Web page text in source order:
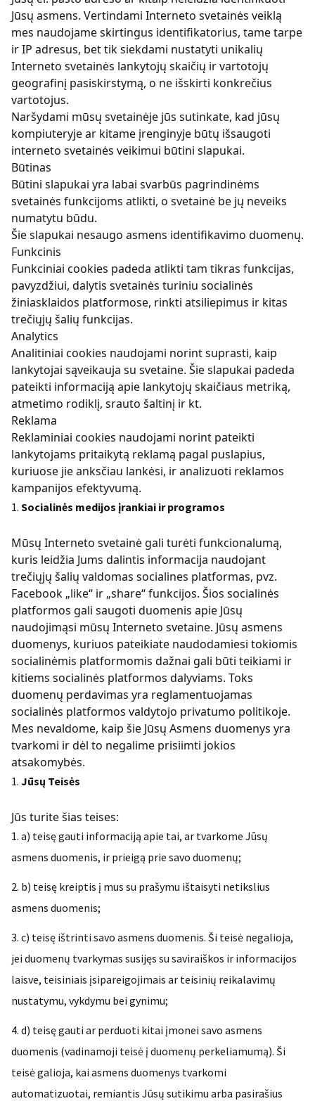
Jūsų asmens. Vertindami Interneto svetainės veiklą
mes naudojame skirtingus identifikatorius, tame tarpe
ir IP adresus, bet tik siekdami nustatyti unikalių
Interneto svetainės lankytojų skaičių ir vartotojų
geografinį pasiskirstymą, o ne išskirti konkrečius
vartotojus.
Naršydami mūsų svetainėje jūs sutinkate, kad jūsų
kompiuteryje ar kitame įrenginyje būtų išsaugoti
interneto svetainės veikimui būtini slapukai.
Būtinas
Būtini slapukai yra labai svarbūs pagrindinėms
svetainės funkcijoms atlikti, o svetainė be jų neveiks
numatytu būdu.
Šie slapukai nesaugo asmens identifikavimo duomenų.
Funkcinis
Funkciniai cookies padeda atlikti tam tikras funkcijas,
pavyzdžiui, dalytis svetainės turiniu socialinės
žiniasklaidos platformose, rinkti atsiliepimus ir kitas
trečiųjų šalių funkcijas.
Analytics
Analitiniai cookies naudojami norint suprasti, kaip
lankytojai sąveikauja su svetaine. Šie slapukai padeda
pateikti informaciją apie lankytojų skaičiaus metriką,
atmetimo rodiklį, srauto šaltinį ir kt.
Reklama
Reklaminiai cookies naudojami norint pateikti
lankytojams pritaikytą reklamą pagal puslapius,
kuriuose jie anksčiau lankėsi, ir analizuoti reklamos
kampanijos efektyvumą.
Socialinės medijos įrankiai ir programos
Mūsų Interneto svetainė gali turėti funkcionalumą,
kuris leidžia Jums dalintis informacija naudojant
trečiųjų šalių valdomas socialines platformas, pvz.
Facebook „like“ ir „share“ funkcijos. Šios socialinės
platformos gali saugoti duomenis apie Jūsų
naudojimąsi mūsų Interneto svetaine. Jūsų asmens
duomenys, kuriuos pateikiate naudodamiesi tokiomis
socialinėmis platformomis dažnai gali būti teikiami ir
kitiems socialinės platformos dalyviams. Toks
duomenų perdavimas yra reglamentuojamas
socialinės platformos valdytojo privatumo politikoje.
Mes nevaldome, kaip šie Jūsų Asmens duomenys yra
tvarkomi ir dėl to negalime prisiimti jokios
atsakomybės.
Jūsų Teisės
Jūs turite šias teises:
a) teisę gauti informaciją apie tai, ar tvarkome Jūsų
asmens duomenis, ir prieigą prie savo duomenų;
b) teisę kreiptis į mus su prašymu ištaisyti netikslius
asmens duomenis;
c) teisę ištrinti savo asmens duomenis. Ši teisė negalioja,
jei duomenų tvarkymas susijęs su saviraiškos ir informacijos
laisve, teisiniais įsipareigojimais ar teisinių reikalavimų
nustatymu, vykdymu bei gynimu;
d) teisę gauti ar perduoti kitai įmonei savo asmens
duomenis (vadinamoji teisė į duomenų perkeliamumą). Ši
teisė galioja, kai asmens duomenys tvarkomi
automatizuotai, remiantis Jūsų sutikimu arba pasirašius